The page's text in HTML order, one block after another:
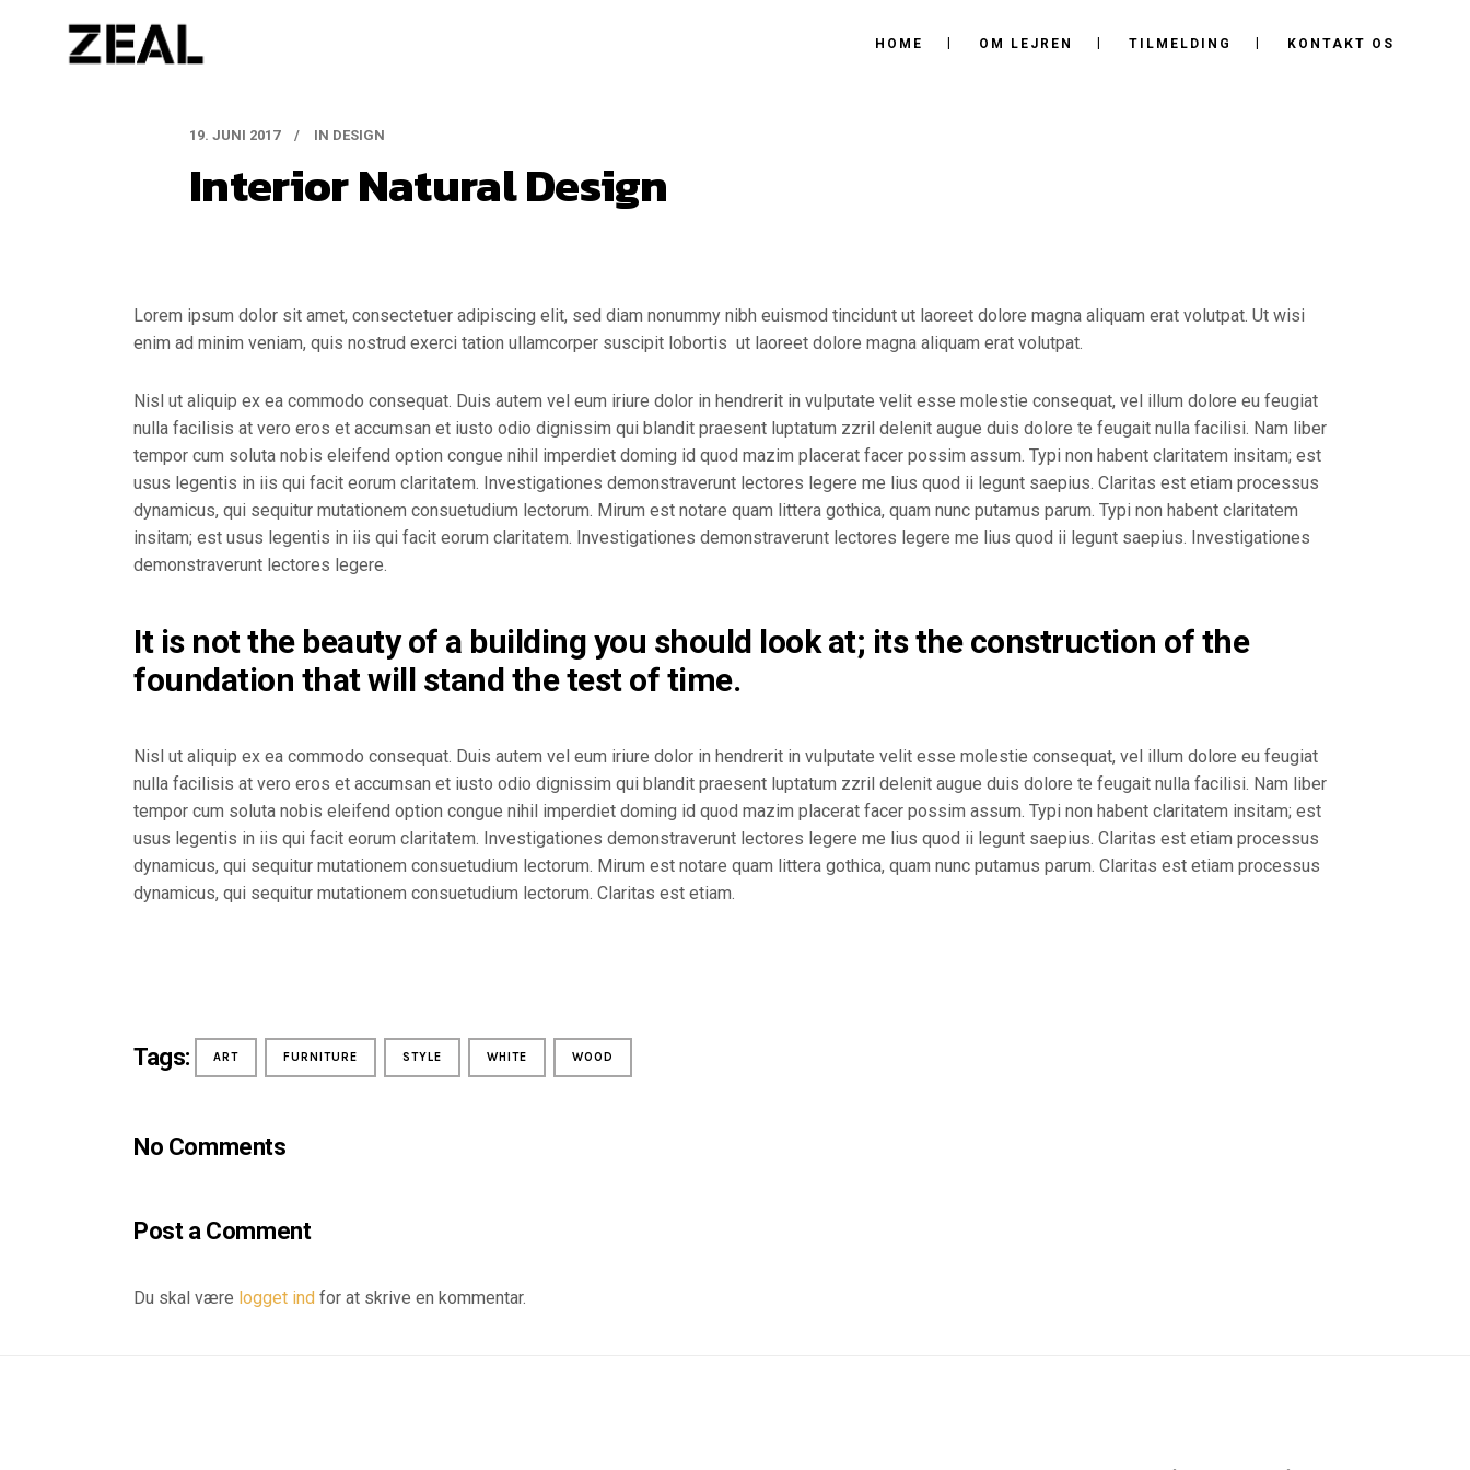
HOME OM LEJREN TILMELDING KONTAKT OS
19. JUNI 2017 IN DESIGN
Interior Natural Design
Lorem ipsum dolor sit amet, consectetuer adipiscing elit, sed diam nonummy nibh euismod tincidunt ut laoreet dolore magna aliquam erat volutpat. Ut wisi
enim ad minim veniam, quis nostrud exerci tation ullamcorper suscipit lobortis ut laoreet dolore magna aliquam erat volutpat.
Nisl ut aliquip ex ea commodo consequat. Duis autem vel eum iriure dolor in hendrerit in vulputate velit esse molestie consequat, vel illum dolore eu feugiat
nulla facilisis at vero eros et accumsan et iusto odio dignissim qui blandit praesent luptatum zzril delenit augue duis dolore te feugait nulla facilisi. Nam liber
tempor cum soluta nobis eleifend option congue nihil imperdiet doming id quod mazim placerat facer possim assum. Typi non habent claritatem insitam; est
usus legentis in iis qui facit eorum claritatem. Investigationes demonstraverunt lectores legere me lius quod ii legunt saepius. Claritas est etiam processus
dynamicus, qui sequitur mutationem consuetudium lectorum. Mirum est notare quam littera gothica, quam nunc putamus parum. Typi non habent claritatem
insitam; est usus legentis in iis qui facit eorum claritatem. Investigationes demonstraverunt lectores legere me lius quod ii legunt saepius. Investigationes
demonstraverunt lectores legere.
It is not the beauty of a building you should look at; its the construction of the
foundation that will stand the test of time.
Nisl ut aliquip ex ea commodo consequat. Duis autem vel eum iriure dolor in hendrerit in vulputate velit esse molestie consequat, vel illum dolore eu feugiat
nulla facilisis at vero eros et accumsan et iusto odio dignissim qui blandit praesent luptatum zzril delenit augue duis dolore te feugait nulla facilisi. Nam liber
tempor cum soluta nobis eleifend option congue nihil imperdiet doming id quod mazim placerat facer possim assum. Typi non habent claritatem insitam; est
usus legentis in iis qui facit eorum claritatem. Investigationes demonstraverunt lectores legere me lius quod ii legunt saepius. Claritas est etiam processus
dynamicus, qui sequitur mutationem consuetudium lectorum. Mirum est notare quam littera gothica, quam nunc putamus parum. Claritas est etiam processus
dynamicus, qui sequitur mutationem consuetudium lectorum. Claritas est etiam.
Tags: ART FURNITURE STYLE WHITE WOOD
No Comments
Post a Comment
Du skal være logget ind for at skrive en kommentar.